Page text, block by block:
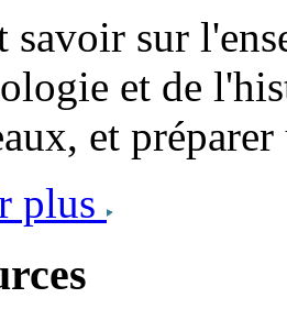
savoir sur
et de
et
plus